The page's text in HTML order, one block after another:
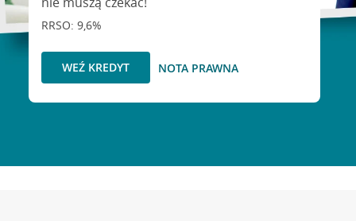
RRSO: 9,6%
WEŹ KREDYT NOTA PRAWNA